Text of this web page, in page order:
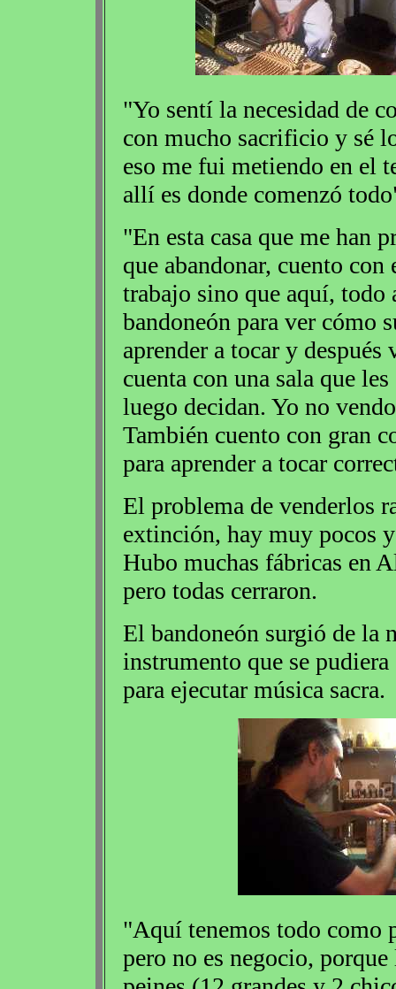
"Yo sentí la necesidad de
con mucho sacrificio y sé
eso me fui metiendo en el
allí es donde comenzó
"En esta casa que me han
que abandonar, cuento
trabajo sino que aquí, todo
bandoneón para ver cómo
aprender a tocar y
cuenta con una sala que
luego decidan. Yo no
También cuento con gran
para aprender a tocar
El problema de venderlos
extinción, hay muy pocos
Hubo muchas fábricas en
pero todas cerraron.
El bandoneón surgió de la
instrumento que se
para ejecutar música sacra.
"Aquí tenemos todo como
pero no es negocio,